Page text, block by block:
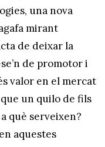
una nova
mirant
de deixar la
de promotor i
valor en el mercat
un quilo de fils
què serveixen?
aquestes